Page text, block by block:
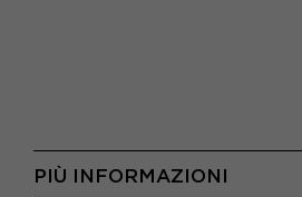
PIÙ INFORMAZIONI